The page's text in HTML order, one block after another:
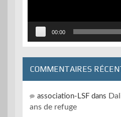
00:00
COMMENTAIRES
association-LSF dans
ans de refuge